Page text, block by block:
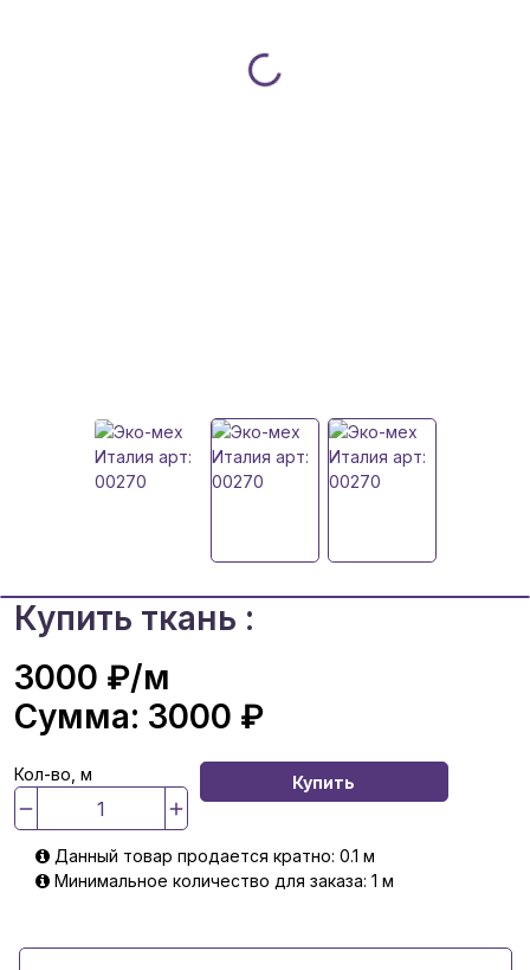
Купить ткань :
3000 ₽/м
Сумма: 3000 ₽
Кол-во, м Купить
Данный товар продается кратно: 0.1 м
Минимальное количество для заказа: 1 м